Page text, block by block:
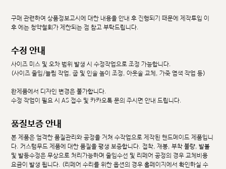
구매 관련하여 상품정보고시에 대한 내용을 안내 후 진행되기 때문에 제작투입 이
후 에는 청약철회가 제한되는 점 참고 부탁드립니다.
수정 안내
사이즈 미스 및 오차 범위 발생 시 수정작업으로 조정 가능합니다.
(사이즈 줄임/늘림 작업, 굽 및 인솔 높이 조정, 아웃솔 교체, 가죽 염색 작업 등)
완제품에서 디자인 변경은 불가합니다.
수정 작업이 필요 시 AS 접수 및 카카오톡 문의 주시면 안내 드립니다.
품질보증 안내
본 제품은 엄격한 품질관리와 공정을 거쳐 수작업으로 제작된 핸드메이드 제품입니
다. 커스텀무드 제품에 대한 품질을 평생 보증합니다. 접착, 재봉, 부착 불량, 발볼
및 발등수정은 무상으로 처리가능하며 줄임수선 및 리페어 공정의 경우 교체비용
요금이 발생 됩니다. (리페어 수리를 위한 옵션의 경우 홈페이지에서 확인하실 수